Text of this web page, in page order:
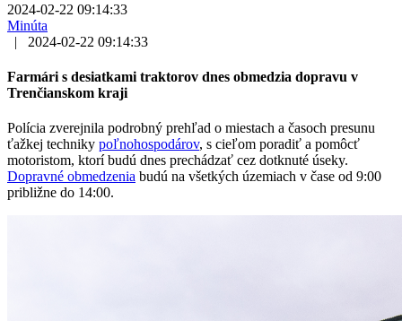
2024-02-22 09:14:33
Minúta
|
2024-02-22 09:14:33
Farmári s desiatkami traktorov dnes obmedzia dopravu v
Trenčianskom kraji
Polícia zverejnila podrobný prehľad o miestach a časoch presunu
ťažkej techniky poľnohospodárov, s cieľom poradiť a pomôcť
motoristom, ktorí budú dnes prechádzať cez dotknuté úseky.
Dopravné obmedzenia budú na všetkých územiach v čase od 9:00
približne do 14:00.